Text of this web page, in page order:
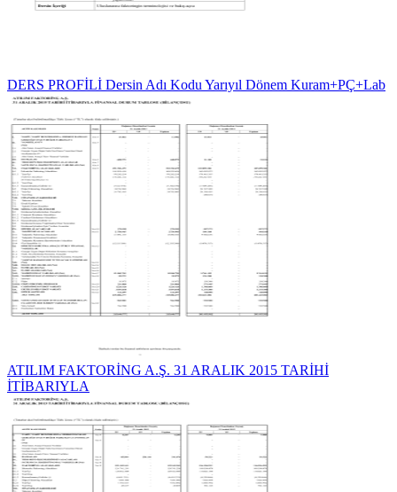
DERS PROFİLİ Dersin Adı Kodu Yarıyıl Dönem Kuram+PÇ+Lab
ATILIM FAKTORİNG A.Ş. 31 ARALIK 2015 TARİHİ
İTİBARIYLA